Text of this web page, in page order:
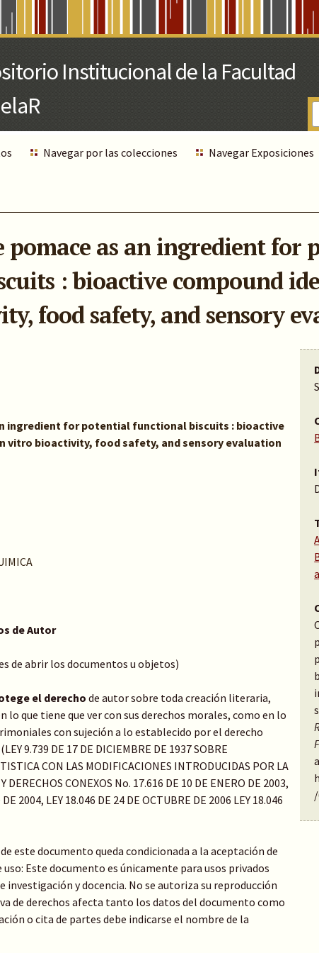
Navegar por las colecciones Navegar Exposiciones
pomace as an ingredient for
: bioactive compound
food safety, and sensory
ingredient for potential functional biscuits : bioactive
vitro bioactivity, food safety, and sensory evaluation
de Autor
de abrir los documentos u objetos)
el derecho de autor sobre toda creación literaria,
que tiene que ver con sus derechos morales, como en lo
con sujeción a lo establecido por el derecho
9.739 DE 17 DE DICIEMBRE DE 1937 SOBRE
CON LAS MODIFICACIONES INTRODUCIDAS POR LA
DERECHOS CONEXOS No. 17.616 DE 10 DE ENERO DE 2003,
2004, LEY 18.046 DE 24 DE OCTUBRE DE 2006 LEY 18.046
este documento queda condicionada a la aceptación de
Este documento es únicamente para usos privados
investigación y docencia. No se autoriza su reproducción
de derechos afecta tanto los datos del documento como
o cita de partes debe indicarse el nombre de la